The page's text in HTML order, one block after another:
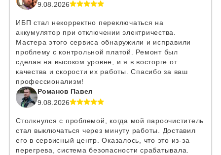
9.08.2026
ИБП стал некорректно переключаться на
аккумулятор при отключении электричества.
Мастера этого сервиса обнаружили и исправили
проблему с контрольной платой. Ремонт был
сделан на высоком уровне, и я в восторге от
качества и скорости их работы. Спасибо за ваш
профессионализм!
Романов Павел
9.08.2026
Столкнулся с проблемой, когда мой пароочиститель
стал выключаться через минуту работы. Доставил
его в сервисный центр. Оказалось, что это из-за
перегрева, система безопасности срабатывала.